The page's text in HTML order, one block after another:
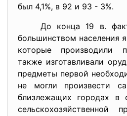
был 4,1%, в 92 и 93 - 3%.
До конца 19 в.
большинством населения
которые производили
также изготавливали
предметы первой
не могли произвести
близлежащих городах в
сельскохозяйственной